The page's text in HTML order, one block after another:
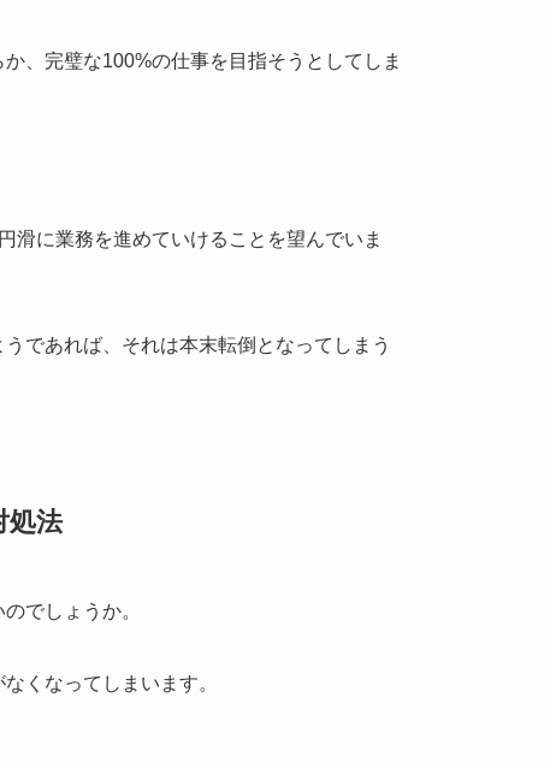
、完璧な100%の仕事を目指そうとしてしま
滑に業務を進めていけることを望んでいま
であれば、それは本末転倒となってしまう
処法
でしょうか。
くなってしまいます。